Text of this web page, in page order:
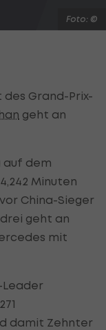
Foto: ©
Grand-Prix-
geht an
auf dem
Minuten
China-Sieger
drei geht an
mit
Leader
damit Zehnter